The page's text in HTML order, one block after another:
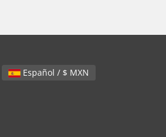
Español / $ MXN